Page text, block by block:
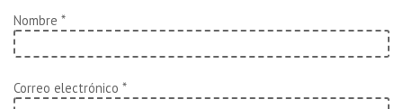
Nombre *
Correo electrónico *